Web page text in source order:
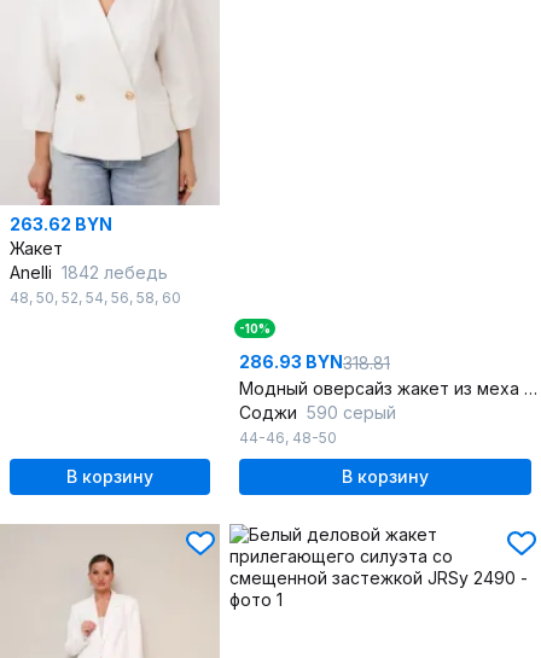
263.62 BYN
Жакет
Anelli 1842 лебедь
48, 50, 52, 54, 56, 58, 60
В корзину
-10%
286.93 BYN318.81
Модный оверсайз жакет из меха и клетчатки
Соджи 590 серый
44-46, 48-50
В корзину